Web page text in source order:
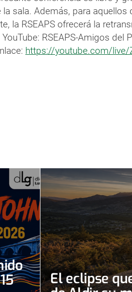
sala. Además, para aquellos
la RSEAPS ofrecerá la
RSEAPS-Amigos del
https://youtube.com/live/
El eclipse